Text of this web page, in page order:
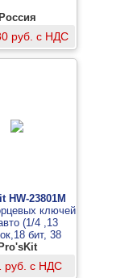
Россия
руб. с НДС
HW-23801M
ключей
(1/4 ,13
бит, 38
Pro'sKit
руб. с НДС